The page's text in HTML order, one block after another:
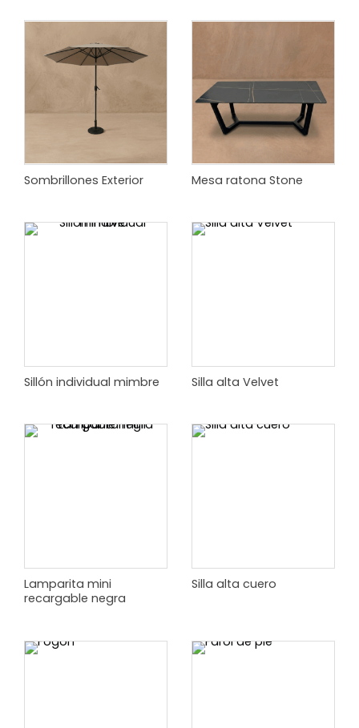
Sombrillones Exterior Mesa ratona Stone
Sillón individual mimbre Silla alta Velvet
Lamparita mini
recargable negra
Silla alta cuero